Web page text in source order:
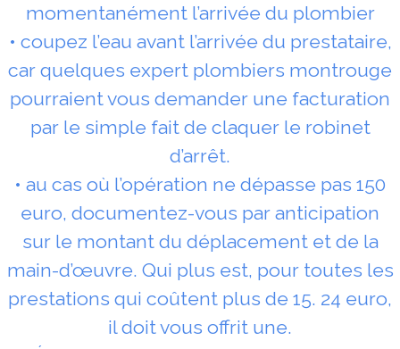
momentanément l’arrivée du plombier
• coupez l’eau avant l’arrivée du prestataire,
car quelques expert plombiers montrouge
pourraient vous demander une facturation
par le simple fait de claquer le robinet
d’arrêt.
• au cas où l’opération ne dépasse pas 150
euro, documentez-vous par anticipation
sur le montant du déplacement et de la
main-d’œuvre. Qui plus est, pour toutes les
prestations qui coûtent plus de 15. 24 euro,
il doit vous offrit une.